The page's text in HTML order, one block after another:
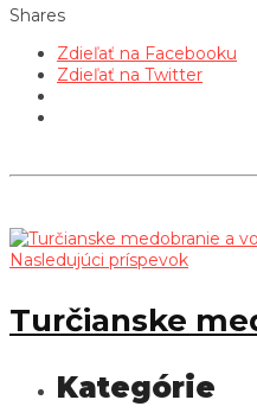
Shares
Zdieľať na Facebooku
Zdieľať na Twitter
Nasledujúci príspevok
Turčianske